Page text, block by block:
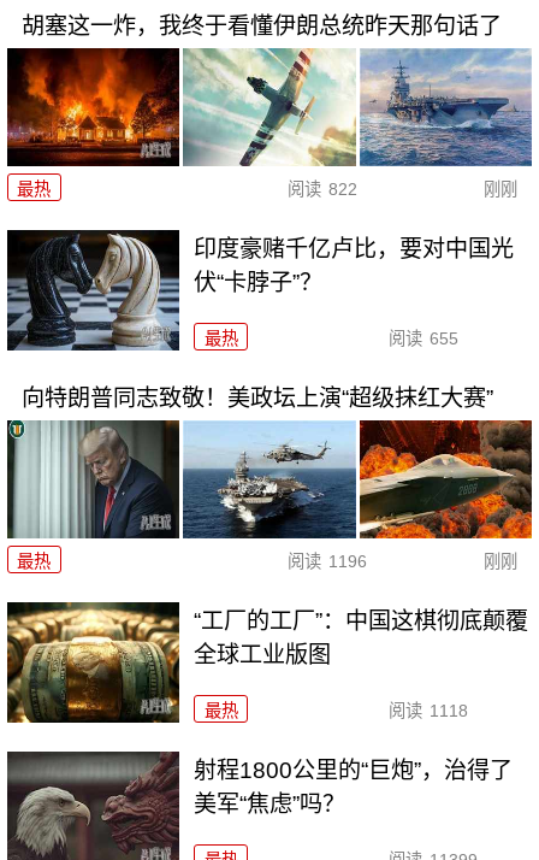
胡塞这一炸，我终于看懂伊朗总统昨天那句话了
最热 阅读 822 刚刚
印度豪赌千亿卢比，要对中国光
伏“卡脖子”？
最热 阅读 655
向特朗普同志致敬！美政坛上演“超级抹红大赛”
最热 阅读 1196 刚刚
“工厂的工厂”：中国这棋彻底颠覆
全球工业版图
最热 阅读 1118
射程1800公里的“巨炮”，治得了
美军“焦虑”吗？